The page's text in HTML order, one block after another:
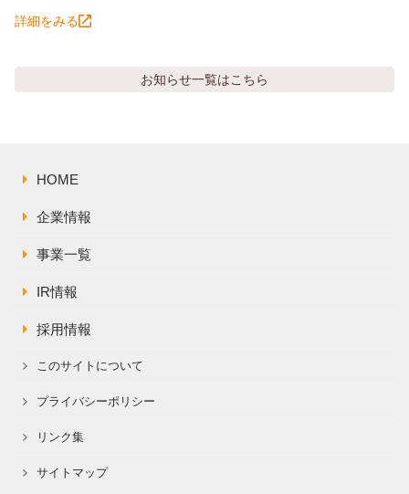
有価証券報告書等法定開示資料
株主総会関連資料
詳細をみる
お知らせ一覧はこちら
HOME
企業情報
事業一覧
IR情報
採用情報
このサイトについて
プライバシーポリシー
リンク集
サイトマップ